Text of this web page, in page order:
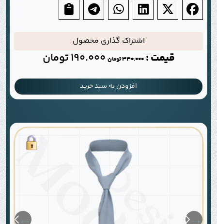
اشتراک گذاری محصول
قیمت :330.000تومان 190.000تومان
افزودن به سبد خرید